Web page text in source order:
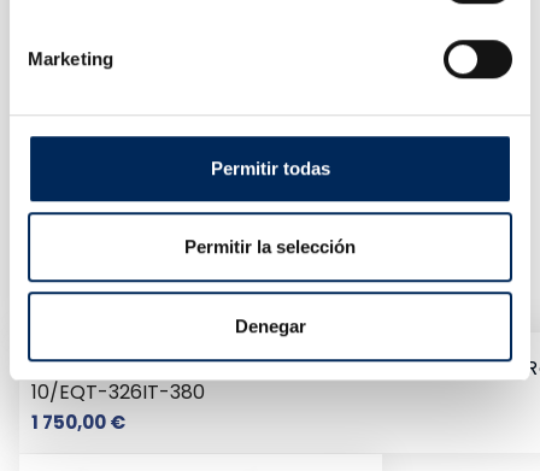
Marketing
Permitir todas
Permitir la selección
Denegar
Démonte-Pneu De Base
927,54 €Prix
Démonte Pneu Automatique Avec Bras Articulée Et
10/EQT-326IT-380
1 750,00 €Prix